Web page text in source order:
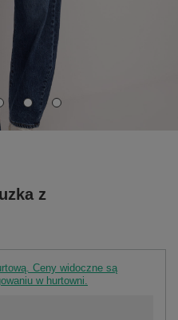
z
Ceny widoczne są
w hurtowni.